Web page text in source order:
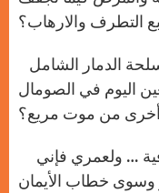
اليوم في الصومال
وسوى خطاب الأيمان